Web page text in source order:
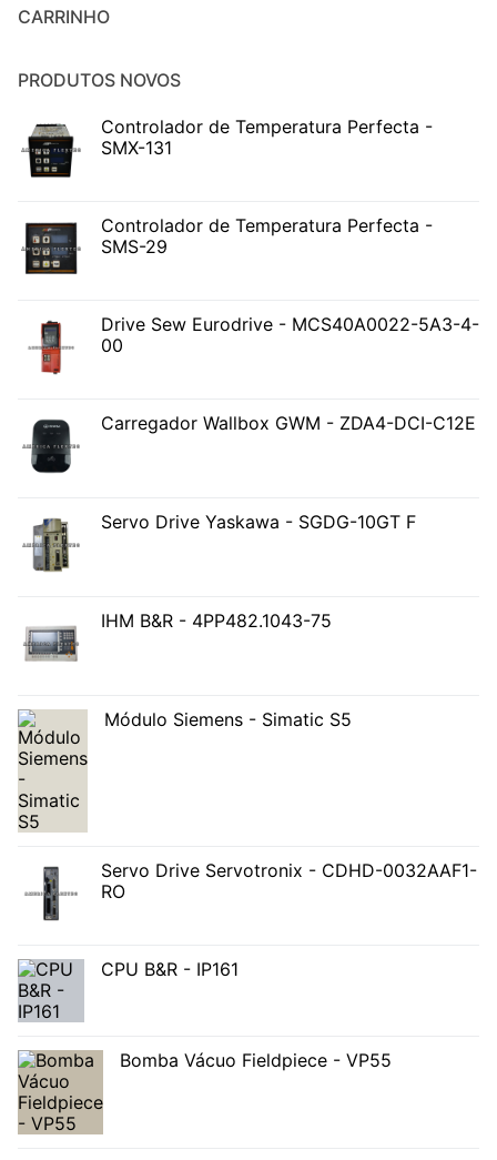
CARRINHO
PRODUTOS NOVOS
Controlador de Temperatura Perfecta -
SMX-131
Controlador de Temperatura Perfecta -
SMS-29
Drive Sew Eurodrive - MCS40A0022-5A3-4-
00
Carregador Wallbox GWM - ZDA4-DCI-C12E
Servo Drive Yaskawa - SGDG-10GT F
IHM B&R - 4PP482.1043-75
Módulo Siemens - Simatic S5
Servo Drive Servotronix - CDHD-0032AAF1-
RO
CPU B&R - IP161
Bomba Vácuo Fieldpiece - VP55